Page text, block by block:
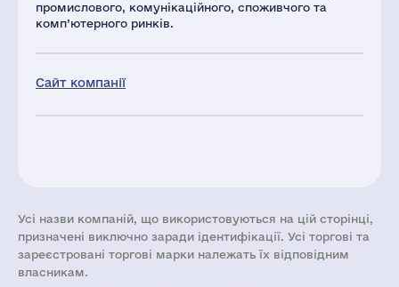
промислового, комунікаційного, споживчого та
комп’ютерного ринків.
Сайт компанії
Усі назви компаній, що використовуються на цій сторінці,
призначені виключно заради ідентифікації. Усі торгові та
зареєстровані торгові марки належать їх відповідним
власникам.